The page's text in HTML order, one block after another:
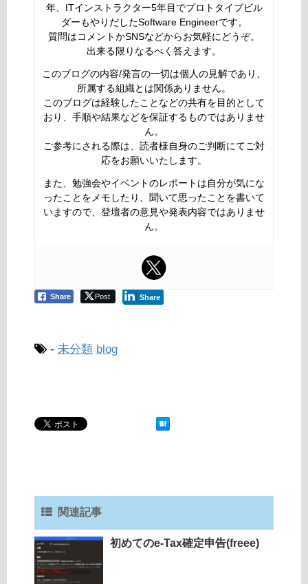
年、ITインストラクター5年目でプロトタイプビル
ダーもやりだしたSoftware Engineerです。
質問はコメントかSNSなどからお気軽にどうぞ。
出来る限りなるべく答えます。
このブログの内容/発言の一切は個人の見解であり、
所属する組織とは関係ありません。
このブログは経験したことなどの共有を目的として
おり、手順や結果などを保証するものではありませ
ん。
ご参考にされる際は、読者様自身のご判断にてご対
応をお願いいたします。
また、勉強会やイベントのレポートは自分が気にな
ったことをメモしたり、聞いて思ったことを書いて
いますので、登壇者の意見や発表内容ではありませ
ん。
Share Post Share
- 未分類 blog
関連記事
初めてのe-Tax確定申告(freee)